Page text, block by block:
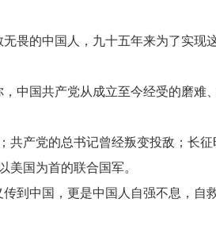
畏的中国人，九十五年来为了实现
中国共产党从成立至今经受的磨难
共产党的总书记曾经叛变投敌；长
美国为首的联合国军。
到中国，更是中国人自强不息，自